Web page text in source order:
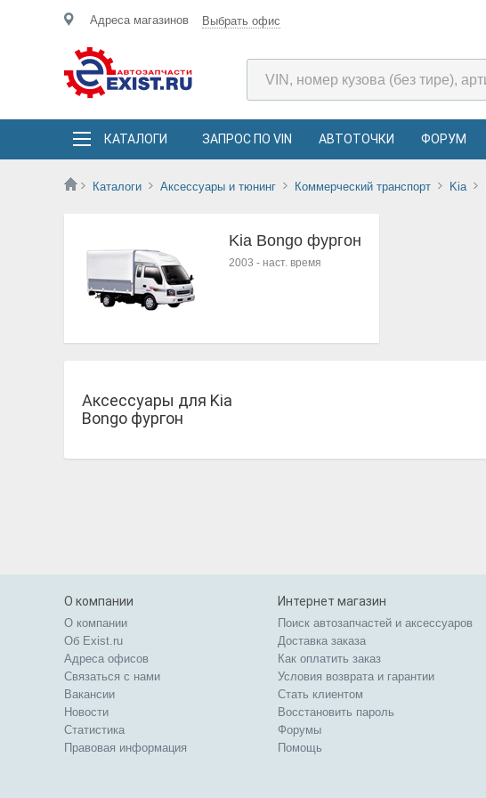
Адреса магазинов Выбрать офис
КАТАЛОГИ ЗАПРОС ПО VIN АВТОТОЧКИ ФОРУМ
Каталоги Аксессуары и тюнинг Коммерческий транспорт Kia
Kia Bongo фургон
2003 - наст. время
Аксессуары для Kia
Bongo фургон
О компании
О компании
Об Exist.ru
Адреса офисов
Связаться с нами
Вакансии
Новости
Статистика
Правовая информация
Интернет магазин
Поиск автозапчастей и аксессуаров
Доставка заказа
Как оплатить заказ
Условия возврата и гарантии
Стать клиентом
Восстановить пароль
Форумы
Помощь